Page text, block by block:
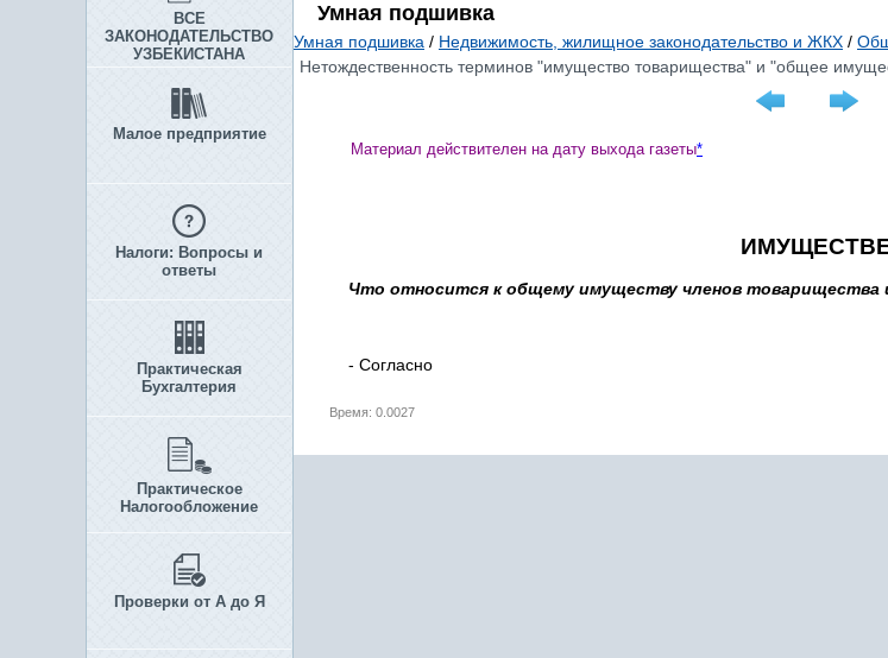
ВСЕ
ЗАКОНОДАТЕЛЬСТВО
УЗБЕКИСТАНА
Малое предприятие
Налоги: Вопросы и
ответы
Практическая
Бухгалтерия
Практическое
Налогообложение
Проверки от А до Я
Умная подшивка
Умная подшивка / Недвижимость, жилищное законодательство и ЖКХ /
Нетождественность терминов "имущество товарищества" и "общее
Материал действителен на дату выхода газеты*
Что относится к общему имуществу членов
- Согласно
Время: 0.0027